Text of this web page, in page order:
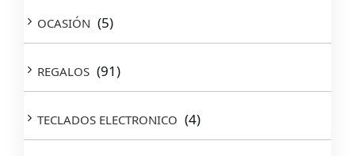
OCASIÓN (5)
REGALOS (91)
TECLADOS ELECTRONICO (4)